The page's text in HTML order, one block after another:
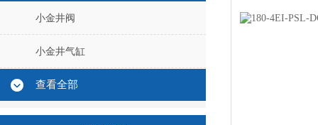
小金井阀
小金井气缸
查看全部